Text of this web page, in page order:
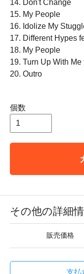
14. Don't Change
15. My People
16. Idolize My
17. Different Hypes
18. My People
19. Turn Up With Me
20. Outro
個数
その他の詳細
販売価格